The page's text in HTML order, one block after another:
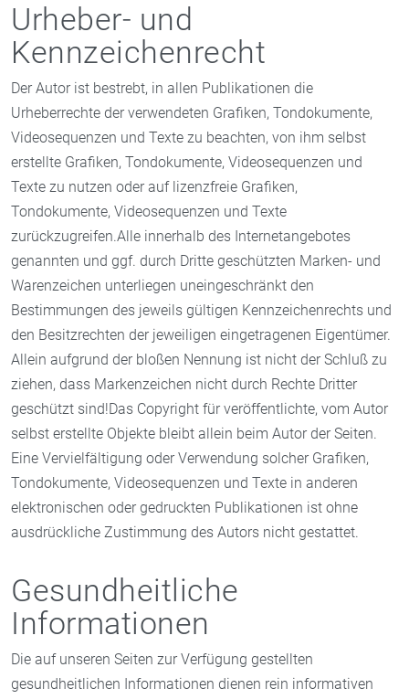
Urheber- und
Kennzeichenrecht
Der Autor ist bestrebt, in allen Publikationen die
Urheberrechte der verwendeten Grafiken, Tondokumente,
Videosequenzen und Texte zu beachten, von ihm selbst
erstellte Grafiken, Tondokumente, Videosequenzen und
Texte zu nutzen oder auf lizenzfreie Grafiken,
Tondokumente, Videosequenzen und Texte
zurückzugreifen.Alle innerhalb des Internetangebotes
genannten und ggf. durch Dritte geschützten Marken- und
Warenzeichen unterliegen uneingeschränkt den
Bestimmungen des jeweils gültigen Kennzeichenrechts und
den Besitzrechten der jeweiligen eingetragenen Eigentümer.
Allein aufgrund der bloßen Nennung ist nicht der Schluß zu
ziehen, dass Markenzeichen nicht durch Rechte Dritter
geschützt sind!Das Copyright für veröffentlichte, vom Autor
selbst erstellte Objekte bleibt allein beim Autor der Seiten.
Eine Vervielfältigung oder Verwendung solcher Grafiken,
Tondokumente, Videosequenzen und Texte in anderen
elektronischen oder gedruckten Publikationen ist ohne
ausdrückliche Zustimmung des Autors nicht gestattet.
Gesundheitliche
Informationen
Die auf unseren Seiten zur Verfügung gestellten
gesundheitlichen Informationen dienen rein informativen